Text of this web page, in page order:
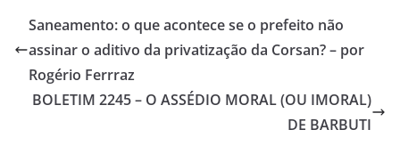
e
b
o
o
s
A
p
p
er e
Saneamento: o que acontece se o prefeito não
assinar o aditivo da privatização da Corsan? – por
Rogério Ferrraz
BOLETIM 2245 – O ASSÉDIO MORAL (OU IMORAL)
DE BARBUTI